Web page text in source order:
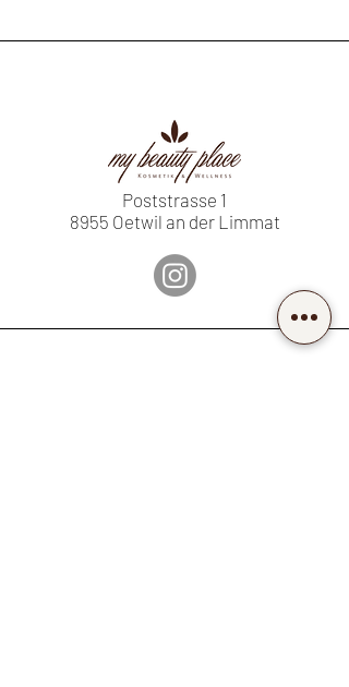
Poststrasse 1
8955 Oetwil an der Limmat